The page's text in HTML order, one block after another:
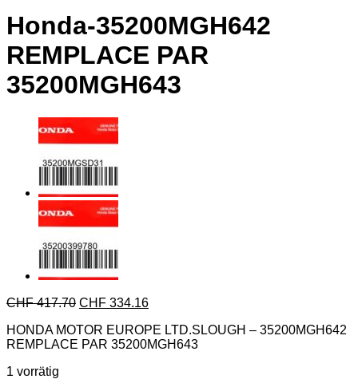
Honda-35200MGH642
REMPLACE PAR
35200MGH643
CHF417.70 CHF 334.16
HONDA MOTOR EUROPE LTD.SLOUGH – 35200MGH642
REMPLACE PAR 35200MGH643
1 vorrätig